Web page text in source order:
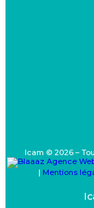
Icam © 2026 –
| Mentions